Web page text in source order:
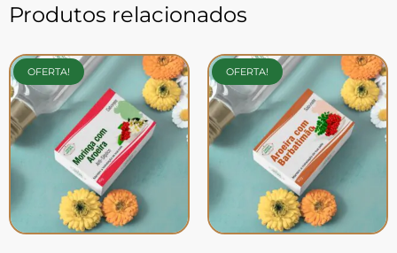
Produtos relacionados
OFERTA! OFERTA!